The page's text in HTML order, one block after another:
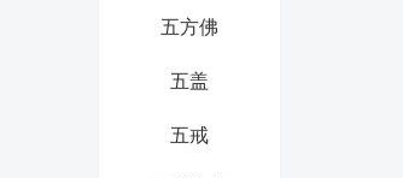
五方佛
五盖
五戒